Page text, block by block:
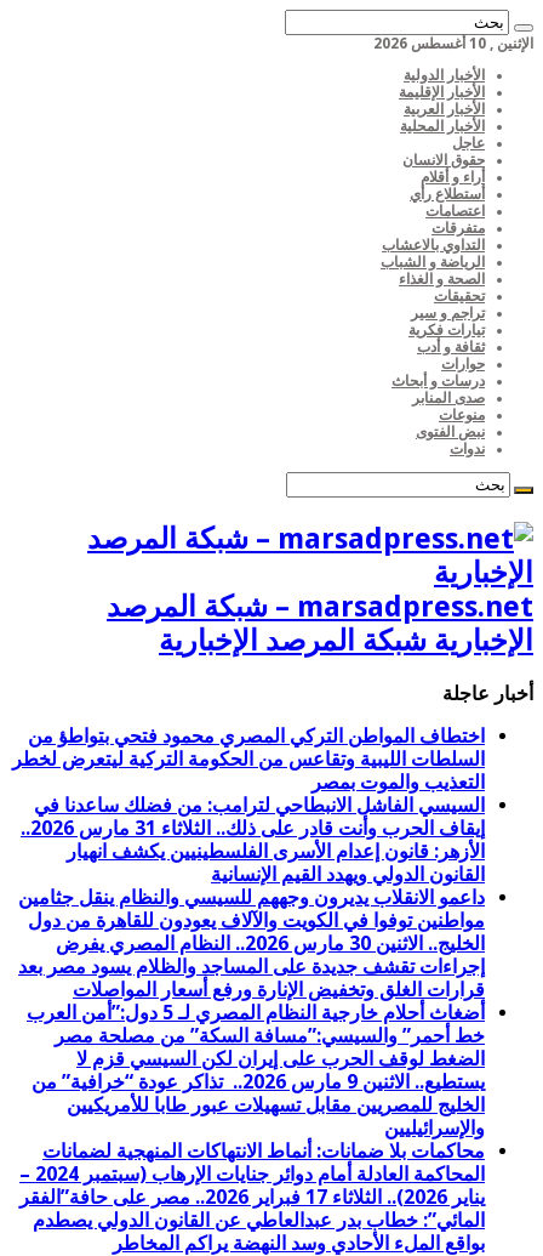
الإثنين , 10 أغسطس 2026
الأخبار الدولية
الأخبار الإقليمة
الأخبار العربية
الأخبار المحلية
عاجل
حقوق الانسان
أراء و أقلام
أستطلاع رأي
اعتصامات
متفرقات
التداوي بالاعشاب
الرياضة و الشباب
الصحة و الغذاء
تحقيقات
تراجم و سير
تيارات فكرية
ثقافة و أدب
حوارات
درسات و أبحاث
صدى المنابر
منوعات
نبض الفتوى
ندوات
marsadpress.net – شبكة المرصد
الإخبارية شبكة المرصد الإخبارية
أخبار عاجلة
اختطاف المواطن التركي المصري محمود فتحي بتواطؤ من
السلطات الليبية وتقاعس من الحكومة التركية ليتعرض لخطر
التعذيب والموت بمصر
السيسي الفاشل الانبطاحي لترامب: من فضلك ساعدنا في
إيقاف الحرب وأنت قادر على ذلك.. الثلاثاء 31 مارس 2026..
الأزهر: قانون إعدام الأسرى الفلسطينيين يكشف انهيار
القانون الدولي ويهدد القيم الإنسانية
داعمو الانقلاب يديرون وجههم للسيسي والنظام ينقل جثامين
مواطنين توفوا في الكويت والآلاف يعودون للقاهرة من دول
الخليج.. الاثنين 30 مارس 2026.. النظام المصري يفرض
إجراءات تقشف جديدة على المساجد والظلام يسود مصر بعد
قرارات الغلق وتخفيض الإنارة ورفع أسعار المواصلات
أضغاث أحلام خارجية النظام المصري لـ 5 دول:”أمن العرب
خط أحمر” والسيسي:”مسافة السكة” من مصلحة مصر
الضغط لوقف الحرب على إيران لكن السيسي قزم لا
يستطيع.. الاثنين 9 مارس 2026.. تذاكر عودة “خرافية” من
الخليج للمصريين مقابل تسهيلات عبور طابا للأمريكيين
والإسرائيليين
محاكمات بلا ضمانات: أنماط الانتهاكات المنهجية لضمانات
المحاكمة العادلة أمام دوائر جنايات الإرهاب (سبتمبر 2024 –
يناير 2026).. الثلاثاء 17 فبراير 2026.. مصر على حافة”الفقر
المائي”: خطاب بدر عبدالعاطي عن القانون الدولي يصطدم
بواقع الملء الأحادي وسد النهضة يراكم المخاطر